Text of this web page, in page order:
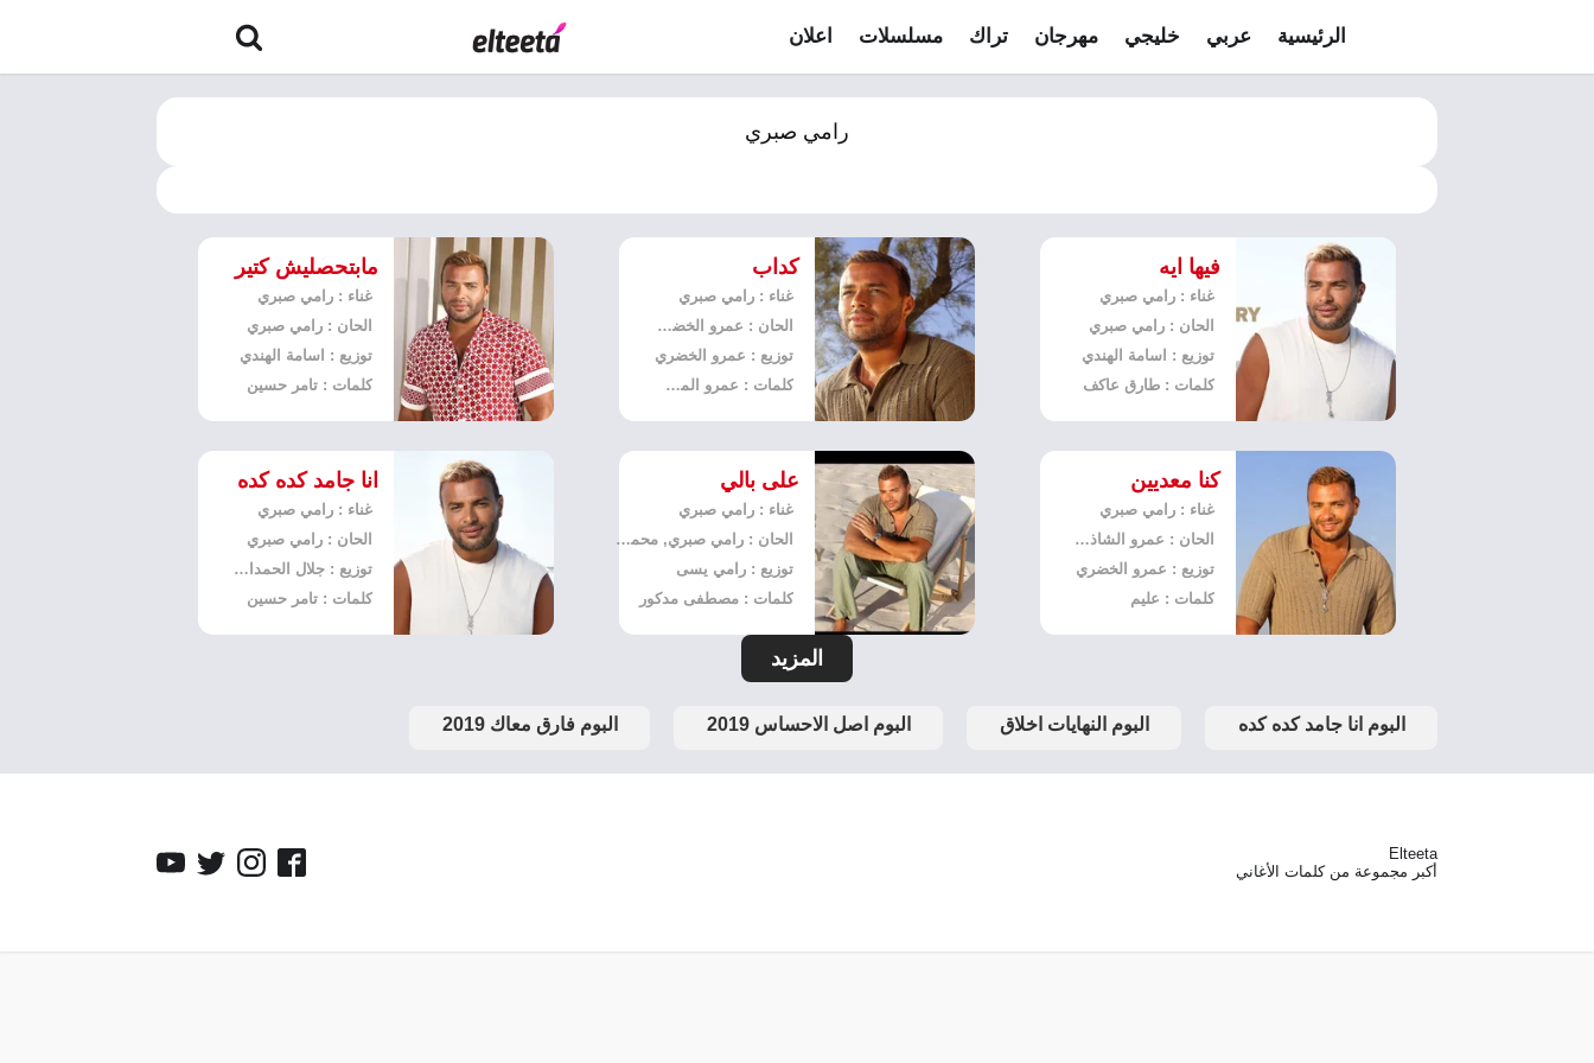
الرئيسية عربي خليجي مهرجان تراك مسلسلات اعلان
رامي صبري
فيها ايه
غناء : رامي صبري
الحان : رامي صبري
توزيع : اسامة الهندي
كلمات : طارق عاكف
كداب
غناء : رامي صبري
الحان : عمرو الخضري
توزيع : عمرو الخضري
كلمات : عمرو المصري
مابتحصليش كتير
غناء : رامي صبري
الحان : رامي صبري
توزيع : اسامة الهندي
كلمات : تامر حسين
كنا معديين
غناء : رامي صبري
الحان : عمرو الشاذلي
توزيع : عمرو الخضري
كلمات : عليم
على بالي
غناء : رامي صبري
الحان : رامي صبري, محمد علي
توزيع : رامي يسى
كلمات : مصطفى مدكور
انا جامد كده كده
غناء : رامي صبري
الحان : رامي صبري
توزيع : جلال الحمداوي
كلمات : تامر حسين
المزيد
البوم انا جامد كده كده البوم النهايات اخلاق البوم اصل الاحساس 2019 البوم فارق معاك 2019
Elteeta
أكبر مجموعة من كلمات الأغاني